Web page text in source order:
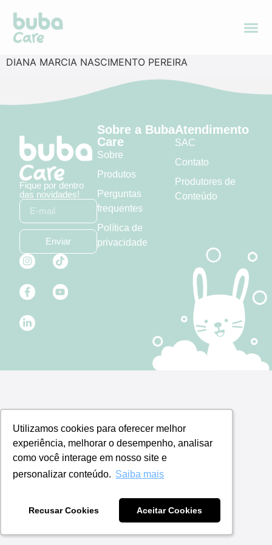
Utilizamos cookies para oferecer melhor
experiência, melhorar o desempenho, analisar
como você interage em nosso site e
personalizar conteúdo. Saiba mais
Recusar Cookies Aceitar Cookies
Utilizamos cookies para oferecer melhor
experiência, melhorar o desempenho, analisar
como você interage em nosso site e
personalizar conteúdo. Saiba mais
Recusar Cookies Aceitar Cookies
DIANA MARCIA NASCIMENTO PEREIRA
Fique por dentro
das novidades!
Enviar
Sobre a Buba
Care
Sobre
Produtos
Perguntas
frequentes
Política de
privacidade
Atendimento
SAC
Contato
Produtores de
Conteúdo